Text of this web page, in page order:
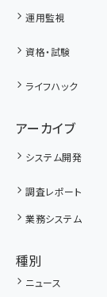
運用監視
資格・試験
ライフハック
アーカイブ
システム開発
調査レポート
業務システム
種別
ニュース